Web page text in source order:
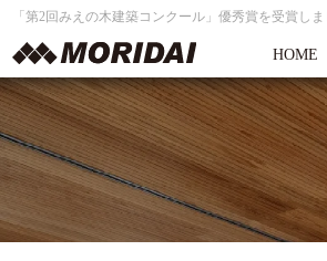
「第2回みえの木建築コンクール」優秀賞を受賞し
HOME